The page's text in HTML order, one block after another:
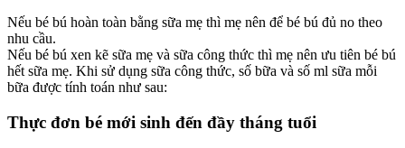
Nếu bé bú hoàn toàn bằng sữa mẹ thì mẹ nên để bé bú đủ no theo
nhu cầu.
Nếu bé bú xen kẽ sữa mẹ và sữa công thức thì mẹ nên ưu tiên bé bú
hết sữa mẹ. Khi sử dụng sữa công thức, số bữa và số ml sữa mỗi
bữa được tính toán như sau:
Thực đơn bé mới sinh đến đầy tháng tuổi